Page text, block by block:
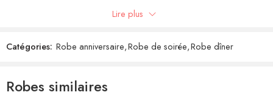
Lire plus
Catégories: Robe anniversaire,Robe de soirée,Robe dîner
Robes similaires